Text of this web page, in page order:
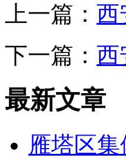
上一篇： 西
下一篇： 西
最新文章
雁塔区